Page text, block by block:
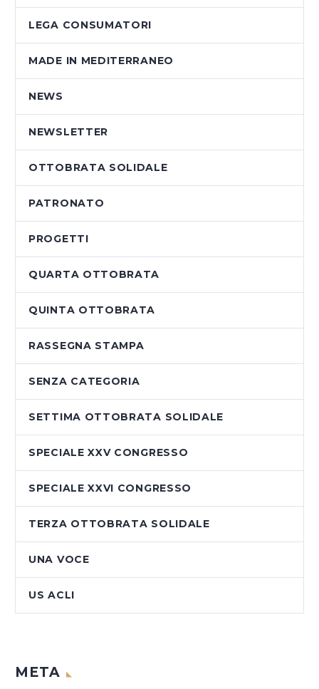
LEGA CONSUMATORI
MADE IN MEDITERRANEO
NEWS
NEWSLETTER
OTTOBRATA SOLIDALE
PATRONATO
PROGETTI
QUARTA OTTOBRATA
QUINTA OTTOBRATA
RASSEGNA STAMPA
SENZA CATEGORIA
SETTIMA OTTOBRATA SOLIDALE
SPECIALE XXV CONGRESSO
SPECIALE XXVI CONGRESSO
TERZA OTTOBRATA SOLIDALE
UNA VOCE
US ACLI
META